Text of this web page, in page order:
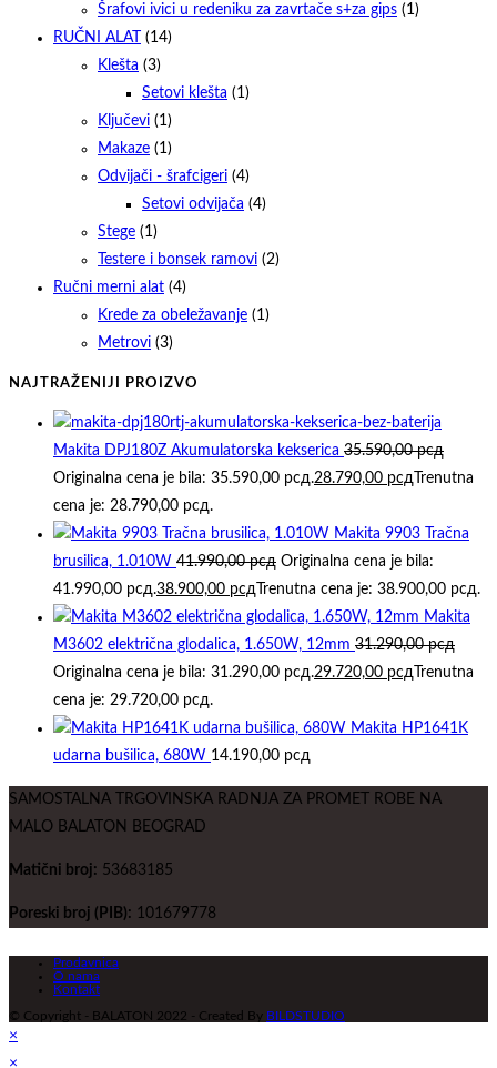
Šrafovi ivici u redeniku za zavrtače s+za gips (1)
RUČNI ALAT
(14)
Klešta (3)
Setovi klešta (1)
Ključevi (1)
Makaze (1)
Odvijači - šrafcigeri (4)
Setovi odvijača (4)
Stege (1)
Testere i bonsek ramovi (2)
Ručni merni alat (4)
Krede za obeležavanje (1)
Metrovi (3)
NAJTRAŽENIJI PROIZVO
Makita DPJ180Z Akumulatorska kekserica 35.590,00рсд
Originalna cena je bila: 35.590,00 рсд.28.790,00 рсд Trenutna
cena je: 28.790,00 рсд.
Makita 9903 Tračna
brusilica, 1.010W 41.990,00рсд Originalna cena je bila:
41.990,00 рсд.38.900,00 рсд Trenutna cena je: 38.900,00 рсд.
Makita
M3602 električna glodalica, 1.650W, 12mm 31.290,00рсд
Originalna cena je bila: 31.290,00 рсд.29.720,00 рсд Trenutna
cena je: 29.720,00 рсд.
Makita HP1641K
udarna bušilica, 680W 14.190,00 рсд
SAMOSTALNA TRGOVINSKA RADNJA ZA PROMET ROBE NA
MALO BALATON BEOGRAD
Matični broj: 53683185
Poreski broj (PIB): 101679778
Prodavnica
O nama
Kontakt
© Copyright - BALATON 2022 - Created By BILDSTUDIO
×
×